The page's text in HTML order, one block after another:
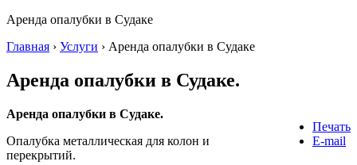
Аренда опалубки в Судаке
Главная › Услуги › Аренда опалубки в Судаке
Аренда опалубки в Судаке.
Печать
E-mail
Аренда опалубки в Судаке.
Опалубка металлическая для колон и
перекрытий.